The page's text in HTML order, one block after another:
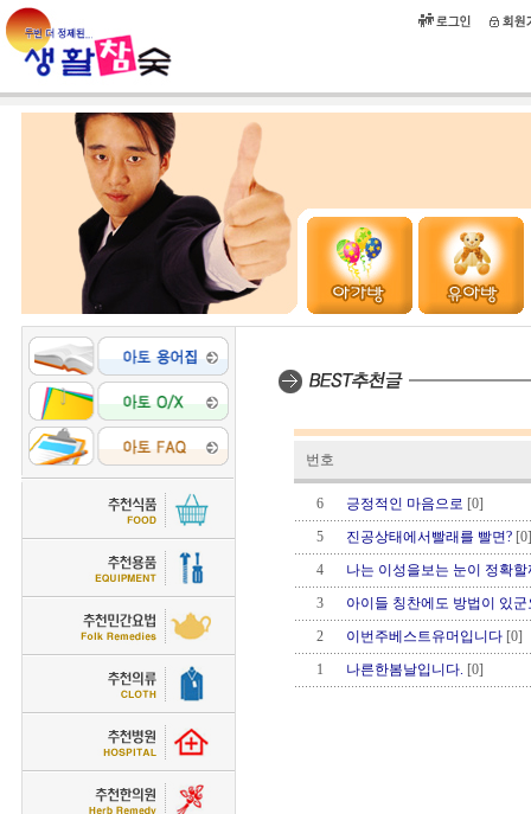
번호
6 긍정적인 마음으로 [0]
5
진공상태에서빨래를 빨면? [0]
4
나는 이성을보는 눈이 정확할
3
아이들 칭찬에도 방법이 있군
2
이번주베스트유머입니다 [0]
1
나른한봄날입니다. [0]